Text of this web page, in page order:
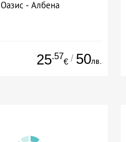
Оазис - Албена
25.57
€ / 50лв.